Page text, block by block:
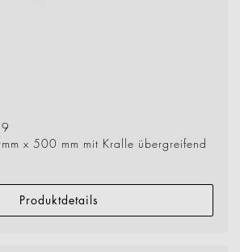
x 500 mm mit Kralle übergreifend
Produktdetails